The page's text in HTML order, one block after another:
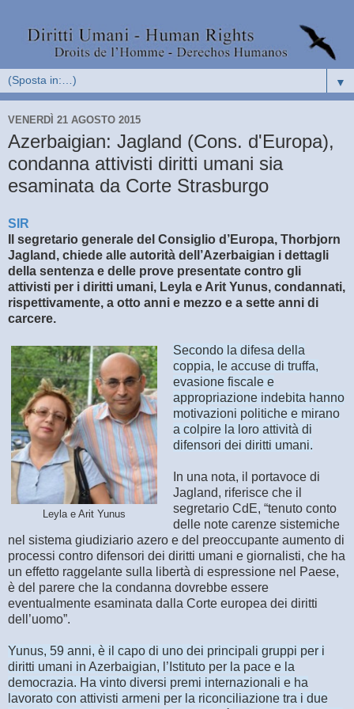
▼
VENERDÌ 21 AGOSTO 2015
Azerbaigian: Jagland (Cons. d'Europa),
condanna attivisti diritti umani sia
esaminata da Corte Strasburgo
SIR
Il segretario generale del Consiglio d’Europa, Thorbjorn
Jagland, chiede alle autorità dell’Azerbaigian i dettagli
della sentenza e delle prove presentate contro gli
attivisti per i diritti umani, Leyla e Arit Yunus, condannati,
rispettivamente, a otto anni e mezzo e a sette anni di
carcere.
Leyla e Arit Yunus
Secondo la difesa della
coppia, le accuse di truffa,
evasione fiscale e
appropriazione indebita hanno
motivazioni politiche e mirano
a colpire la loro attività di
difensori dei diritti umani.
In una nota, il portavoce di
Jagland, riferisce che il
segretario CdE, “tenuto conto
delle note carenze sistemiche
nel sistema giudiziario azero e del preoccupante aumento di
processi contro difensori dei diritti umani e giornalisti, che ha
un effetto raggelante sulla libertà di espressione nel Paese,
è del parere che la condanna dovrebbe essere
eventualmente esaminata dalla Corte europea dei diritti
dell’uomo”.
Yunus, 59 anni, è il capo di uno dei principali gruppi per i
diritti umani in Azerbaigian, l’Istituto per la pace e la
democrazia. Ha vinto diversi premi internazionali e ha
lavorato con attivisti armeni per la riconciliazione tra i due